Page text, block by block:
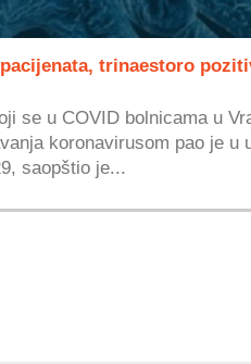
trinaestoro
se u COVID bolnicama u
koronavirusom pao je u
saopštio je...